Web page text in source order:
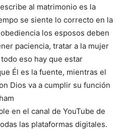
al matrimonio es la
se siente lo correcto en la
los esposos deben
paciencia, tratar a la mujer
eso hay que estar
Él es la fuente, mientras el
Dios va a cumplir su función
en el canal de YouTube de
las plataformas digitales.